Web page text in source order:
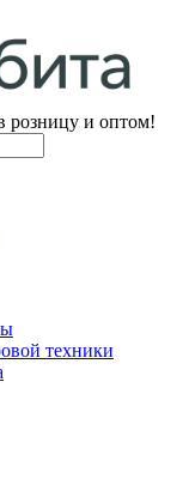
розницу и оптом!
техники